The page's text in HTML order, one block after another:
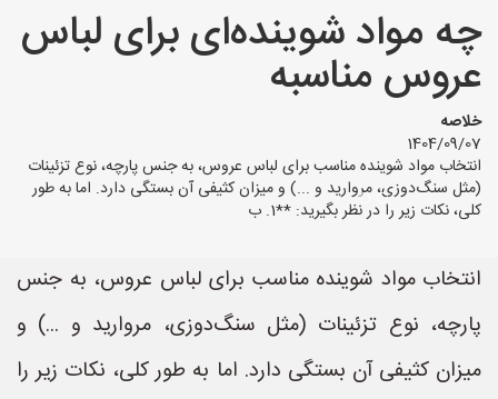
استان ها
چه مواد شوینده‌ای برای لباس
عروس مناسبه
خلاصه
1404/09/07
انتخاب مواد شوینده مناسب برای لباس عروس، به جنس پارچه، نوع تزئینات
(مثل سنگ‌دوزی، مروارید و ...) و میزان کثیفی آن بستگی دارد. اما به طور
کلی، نکات زیر را در نظر بگیرید: **1. ب
انتخاب مواد شوینده مناسب برای لباس عروس، به جنس
پارچه، نوع تزئینات (مثل سنگ‌دوزی، مروارید و ...) و
میزان کثیفی آن بستگی دارد. اما به طور کلی، نکات زیر را